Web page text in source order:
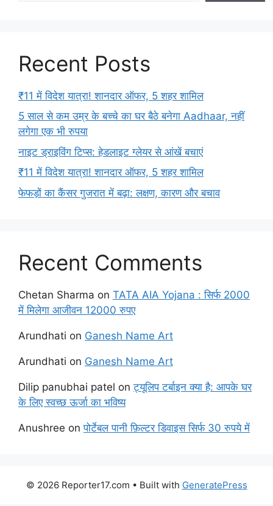
Recent Posts
₹11 में विदेश यात्रा! शानदार ऑफर, 5 शहर शामिल
5 साल से कम उम्र के बच्चे का घर बैठे बनेगा Aadhaar, नहीं
लगेगा एक भी रुपया
नाइट ड्राइविंग टिप्स: हेडलाइट ग्लेयर से आंखें बचाएं
₹11 में विदेश यात्रा! शानदार ऑफर, 5 शहर शामिल
फेफड़ों का कैंसर गुजरात में बढ़ा: लक्षण, कारण और बचाव
Recent Comments
Chetan Sharma on TATA AIA Yojana : सिर्फ 2000
में मिलेगा आजीवन 12000 रुपए
Arundhati on Ganesh Name Art
Arundhati on Ganesh Name Art
Dilip panubhai patel onट्यूलिप टर्बाइन क्या है: आपके घर
के लिए स्वच्छ ऊर्जा का भविष्य
Anushree onपोर्टेबल पानी फ़िल्टर डिवाइस सिर्फ 30 रुपये में
© 2026 Reporter17.com • Built with GeneratePress